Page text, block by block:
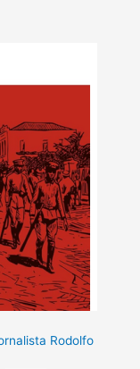
Rodolfo